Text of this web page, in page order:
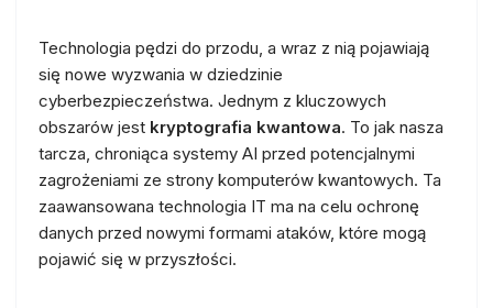
Technologia pędzi do przodu, a wraz z nią pojawiają
się nowe wyzwania w dziedzinie
cyberbezpieczeństwa. Jednym z kluczowych
obszarów jest kryptografia kwantowa. To jak nasza
tarcza, chroniąca systemy AI przed potencjalnymi
zagrożeniami ze strony komputerów kwantowych. Ta
zaawansowana technologia IT ma na celu ochronę
danych przed nowymi formami ataków, które mogą
pojawić się w przyszłości.